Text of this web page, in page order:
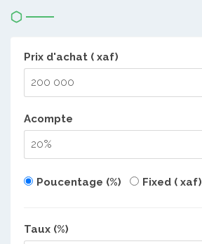
Prix d'achat ( xaf)
Acompte
Poucentage (%) Fixed ( xaf)
Taux (%)